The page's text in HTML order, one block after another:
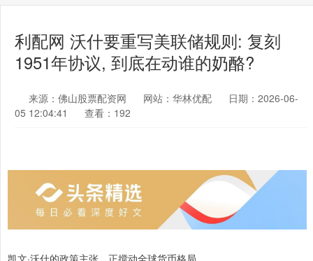
利配网 沃什要重写美联储规则: 复刻
1951年协议, 到底在动谁的奶酪?
来源：佛山股票配资网 网站：华林优配
日期：2026-06-
05 12:04:41
查看：192
凯文·沃什的政策主张，正搅动全球货币格局。